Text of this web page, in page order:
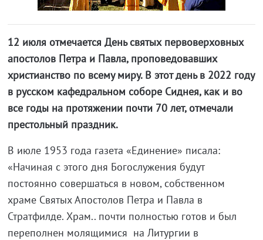
12 июля отмечается День святых первоверховных
апостолов Петра и Павла, проповедовавших
христианство по всему миру. В этот день в 2022 году
в русском кафедральном соборе Сиднея, как и во
все годы на протяжении почти 70 лет, отмечали
престольный праздник.
В июле 1953 года газета «Единение» писала:
«Начиная с этого дня Богослужения будут
постоянно совершаться в новом, собственном
храме Святых Апостолов Петра и Павла в
Стратфилде. Храм.. почти полностью готов и был
переполнен молящимися на Литургии в